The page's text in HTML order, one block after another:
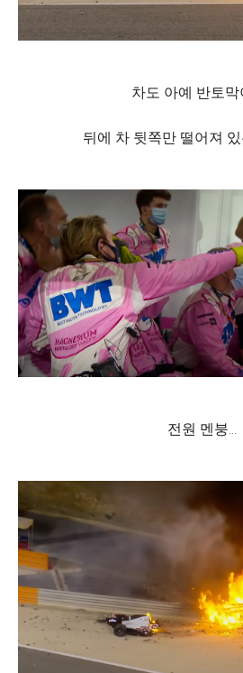
차도 아예 반토막
뒤에 차 뒷쪽만 떨어져
전원 멘붕...